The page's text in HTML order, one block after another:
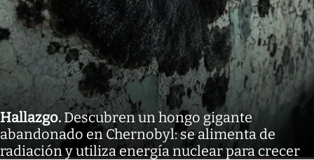
Hallazgo. Descubren un hongo gigante
abandonado en Chernobyl: se alimenta de
radiación y utiliza energía nuclear para crecer